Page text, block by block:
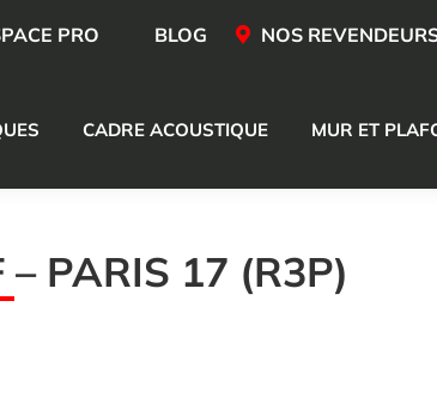
PRO BLOG NOS
CADRE ACOUSTIQUE MUR ET
PARIS 17 (R3P)